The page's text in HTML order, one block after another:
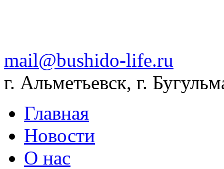
mail@bushido-life.ru
г. Альметьевск, г.
Главная
Новости
О нас